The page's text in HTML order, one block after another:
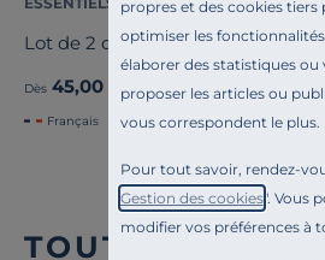
propres et des cookies tiers
optimiser les
élaborer des statistiques ou
proposer les articles ou
vous correspondent le plus.
Pour tout savoir, rendez-
Gestion des cookies". Vous
modifier vos préférences à
Lot de 2 oreillers Pacôme
Dès 45,00 €
Français
TOUTE NOTRE